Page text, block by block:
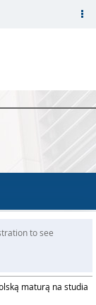
to see
maturą na studia